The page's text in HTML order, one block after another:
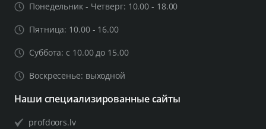
Понедельник - Четверг: 10.00 - 18.00
Пятница: 10.00 - 16.00
Суббота: с 10.00 до 15.00
Воскресенье: выходной
Наши специализированные сайты
profdoors.lv